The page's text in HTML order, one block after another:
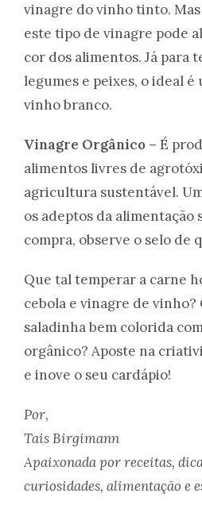
vinagre do vinho tinto.
este tipo de vinagre pode
cor dos alimentos. Já para
legumes e peixes, o ideal
vinho branco.
Vinagre Orgânico – É
alimentos livres de
agricultura sustentável.
os adeptos da alimentação
compra, observe o selo de
Que tal temperar a carne
cebola e vinagre de vinho?
saladinha bem colorida
orgânico? Aposte na
e inove o seu cardápio!
Por,
Tais Birgimann
Apaixonada por receitas,
curiosidades, alimentação e